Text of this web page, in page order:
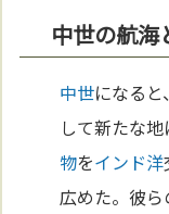
中世の航海
中世になる
して新たな
物をインド洋
広めた。彼